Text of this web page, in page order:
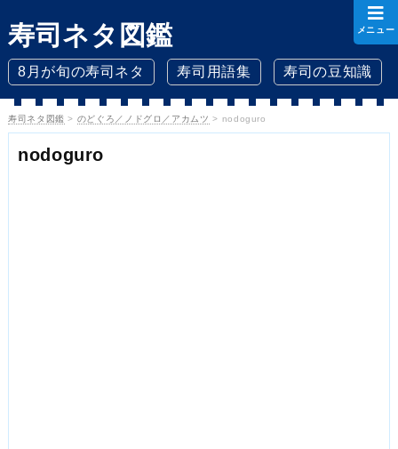
寿司ネタ図鑑
8月が旬の寿司ネタ 寿司用語集 寿司の豆知識
寿司ネタ図鑑 > のどぐろ／ノドグロ／アカムツ > nodoguro
nodoguro
メニュー